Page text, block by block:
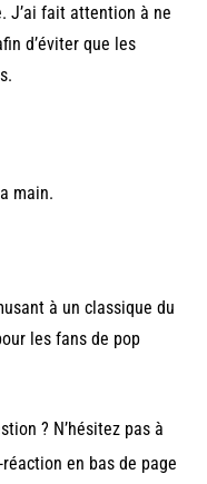
J’ai fait attention à ne
d’éviter que les
main.
à un classique du
les fans de pop
? N’hésitez pas à
en bas de page